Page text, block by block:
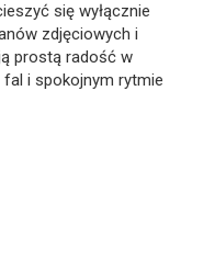
się wyłącznie
zdjęciowych i
prostą radość w
i spokojnym rytmie